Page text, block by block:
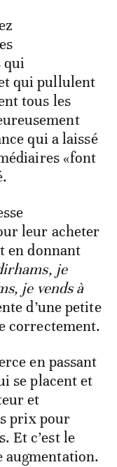
qui
qui pullulent
tous les
qui a laissé
«font
leur acheter
en donnant
je
je vends à
d’une petite
correctement.
en passant
se placent et
et
prix pour
Et c’est le
augmentation.